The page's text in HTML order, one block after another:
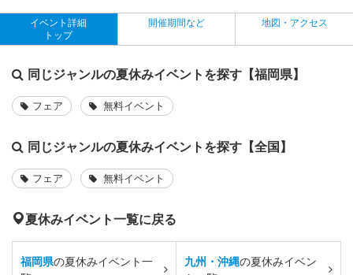
イベント詳細
トップ
開催期間など 地図・アクセス
同じジャンルの夏休みイベントを探す【福岡県】
フェア 無料イベント
同じジャンルの夏休みイベントを探す【全国】
フェア 無料イベント
夏休みイベント一覧に戻る
福岡県の夏休みイベント一
九州・沖縄の夏休みイベン